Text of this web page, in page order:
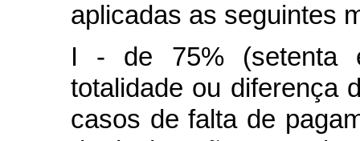
aplicadas as seguintes
I - de 75% (setenta
totalidade ou diferença
casos de falta de